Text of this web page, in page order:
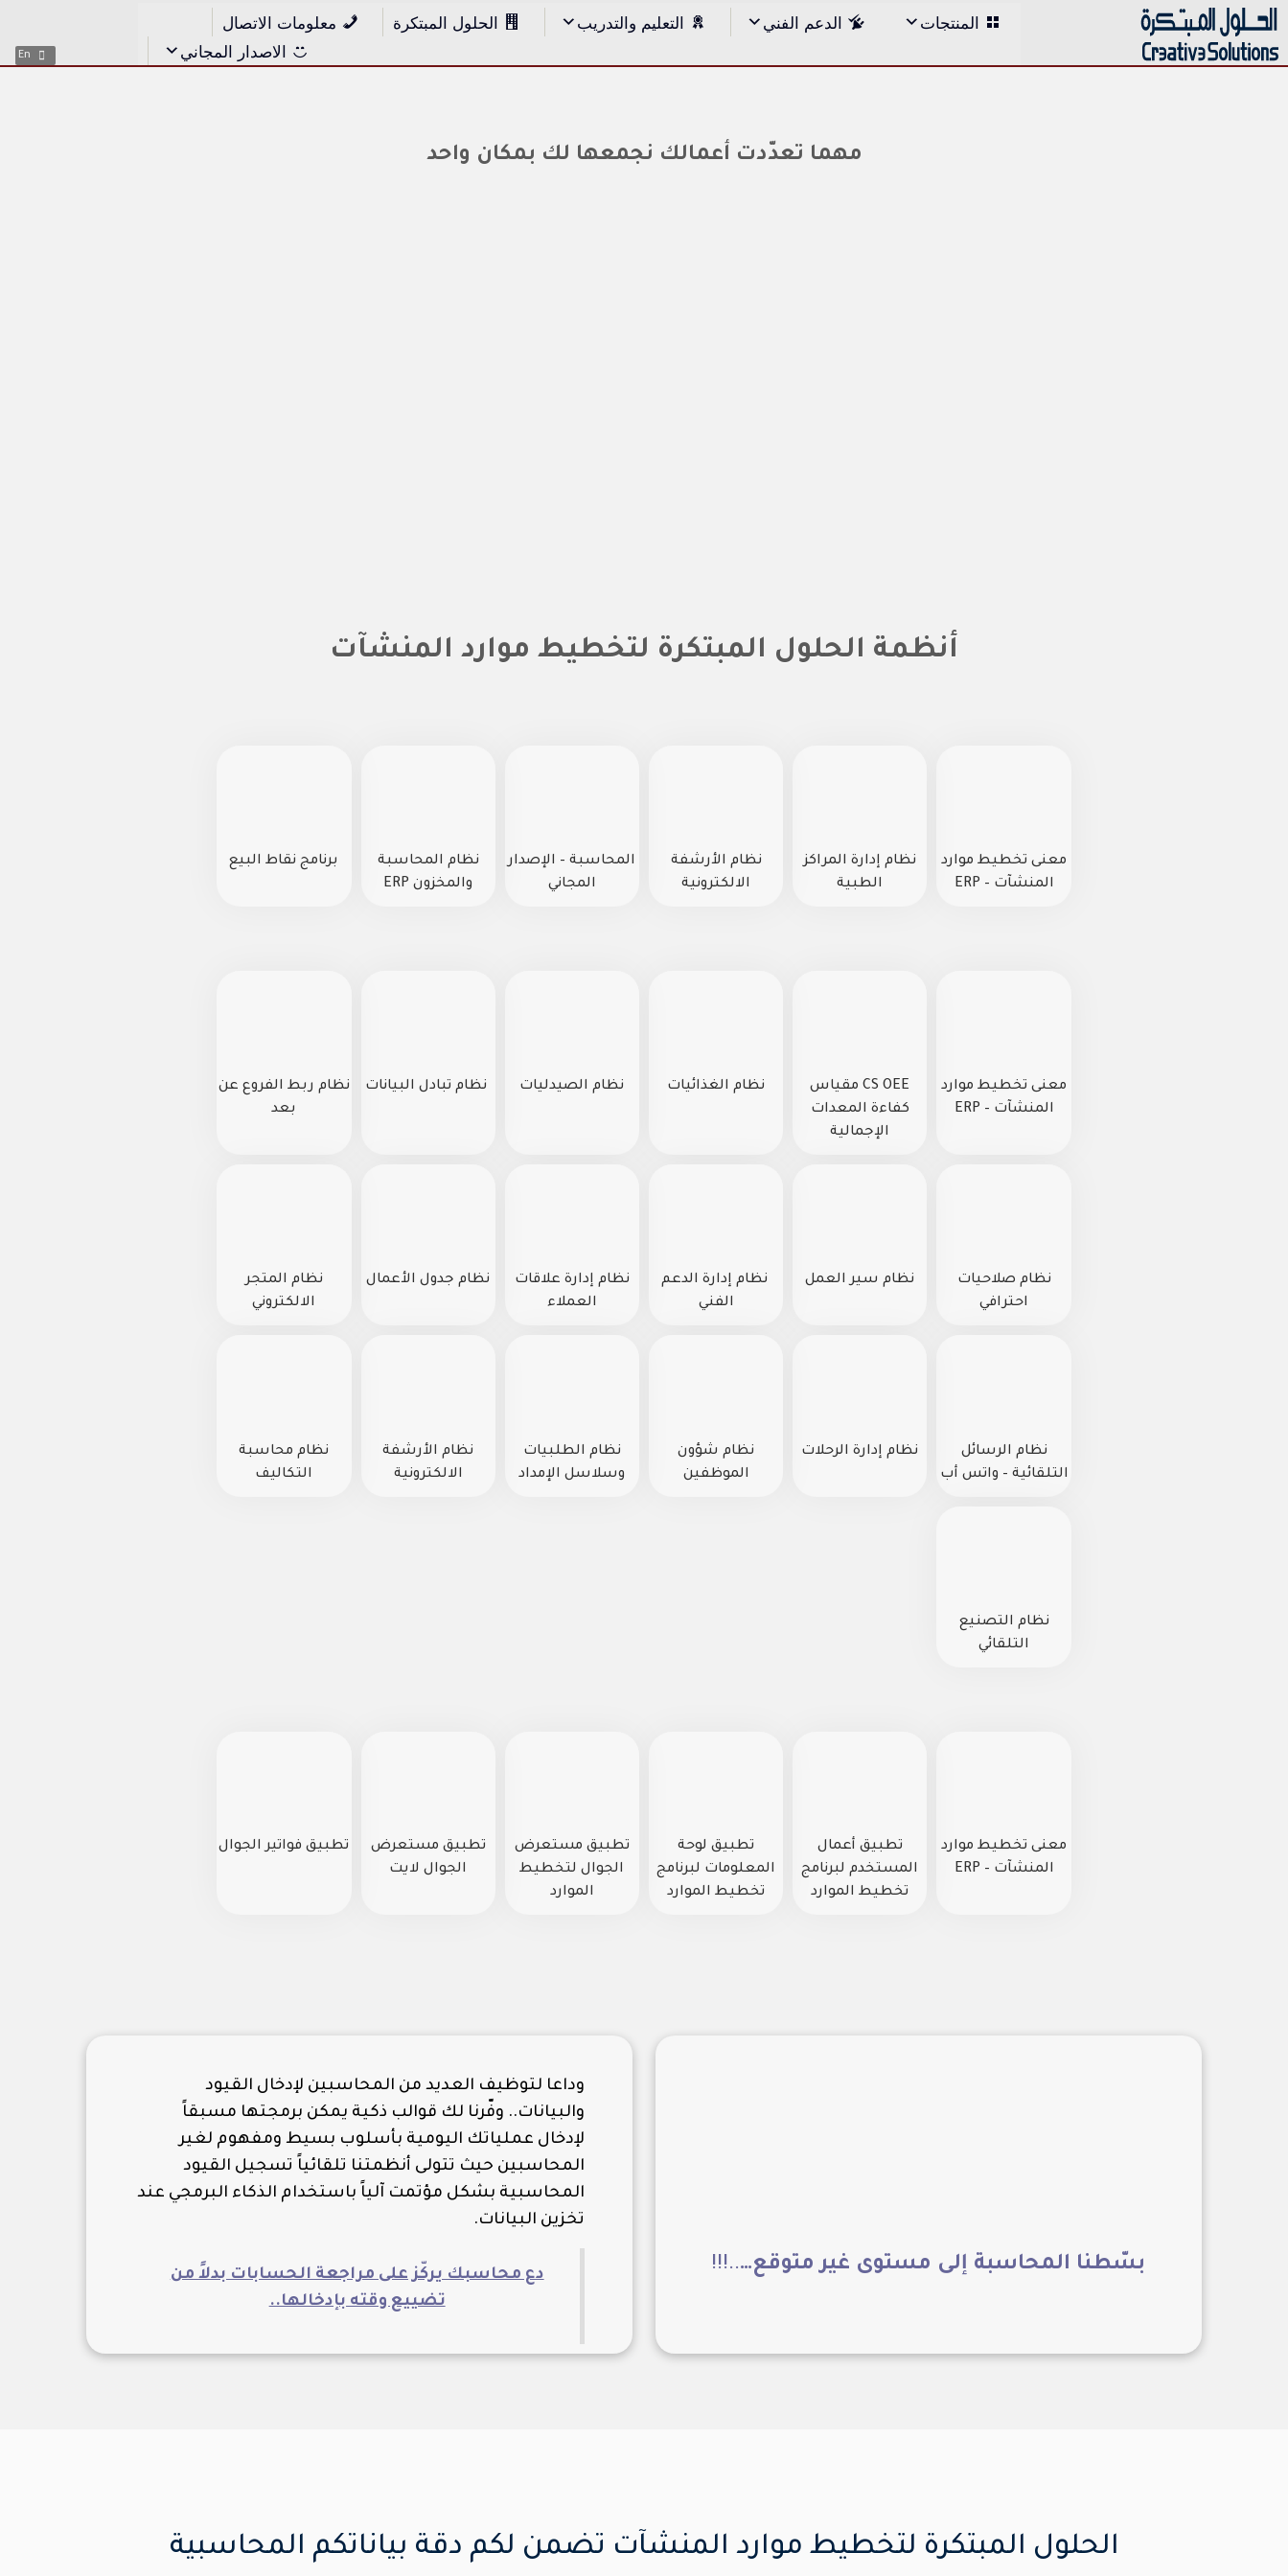
Skip
to
المنتجات الدعم الفني التعليم والتدريب الحلول المبتكرة
معلومات الاتصال
الاصدار المجاني
En
مهما تعدّدت أعمالك نجمعها لك بمكان واحد
أنظمة الحلول المبتكرة لتخطيط موارد المنشآت
معنى تخطيط موارد
المنشآت – ERP
نظام إدارة المراكز
الطبية
نظام الأرشفة
الالكترونية
المحاسبة – الإصدار
المجاني
نظام المحاسبة
والمخزون ERP
برنامج نقاط البيع
معنى تخطيط موارد
المنشآت – ERP
CS OEE مقياس
كفاءة المعدات
الإجمالية
نظام الغذائيات نظام الصيدليات نظام تبادل البيانات
نظام ربط الفروع عن
بعد
نظام صلاحيات
احترافي
نظام سير العمل
نظام إدارة الدعم
الفني
نظام إدارة علاقات
العملاء
نظام جدول الأعمال
نظام المتجر
الالكتروني
نظام الرسائل
التلقائية – واتس أب
نظام إدارة الرحلات
نظام شؤون
الموظفين
نظام الطلبيات
وسلاسل الإمداد
نظام الأرشفة
الالكترونية
نظام محاسبة
التكاليف
نظام التصنيع
التلقائي
معنى تخطيط موارد
المنشآت – ERP
تطبيق أعمال
المستخدم لبرنامج
تخطيط الموارد
تطبيق لوحة
المعلومات لبرنامج
تخطيط الموارد
تطبيق مستعرض
الجوال لتخطيط
الموارد
تطبيق مستعرض
الجوال لايت
تطبيق فواتير الجوال
بسّطنا المحاسبة إلى مستوى غير متوقع…..!!!
وداعا لتوظيف العديد من المحاسبين لإدخال القيود
والبيانات.. وفّرنا لك قوالب ذكية يمكن برمجتها مسبقاً
لإدخال عملياتك اليومية بأسلوب بسيط ومفهوم لغير
المحاسبين حيث تتولى أنظمتنا تلقائياً تسجيل القيود
المحاسبية بشكل مؤتمت آلياً باستخدام الذكاء البرمجي عند
تخزين البيانات.
دع محاسبك يركّز على مراجعة الحسابات بدلاً من
تضييع وقته بإدخالها..
الحلول المبتكرة لتخطيط موارد المنشآت تضمن لكم دقة بياناتكم المحاسبية